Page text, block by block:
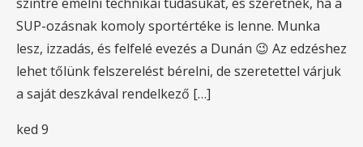
SUP-ozásnak komoly sportértéke is lenne. Munka
lesz, izzadás, és felfelé evezés a Dunán 😉 Az edzéshez
lehet tőlünk felszerelést bérelni, de szeretettel várjuk
a saját deszkával rendelkező […]
ked 9